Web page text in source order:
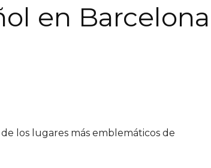
en Barcelona
los lugares más emblemáticos de